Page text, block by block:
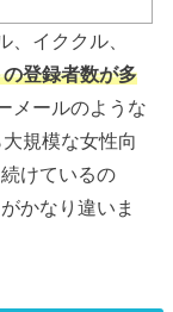
、イククル、
登録者数が多
メールのような
規模な女性向
けているの
かなり違いま